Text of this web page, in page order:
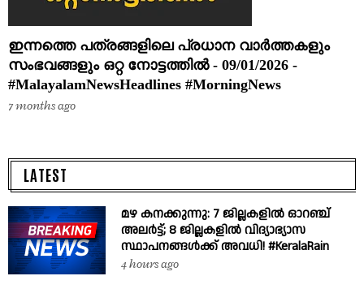
ഇന്നത്തെ പത്രങ്ങളിലെ പ്രധാന വാർത്തകളും
സംഭവങ്ങളും ഒറ്റ നോട്ടത്തിൽ - 09/01/2026 -
#MalayalamNewsHeadlines #MorningNews
7 months ago
LATEST
മഴ കനക്കുന്നു: 7 ജില്ലകളിൽ ഓറഞ്ച്
അലർട്ട്; 8 ജില്ലകളിൽ വിദ്യാഭ്യാസ
സ്ഥാപനങ്ങൾക്ക് അവധി! #KeralaRain
4 hours ago